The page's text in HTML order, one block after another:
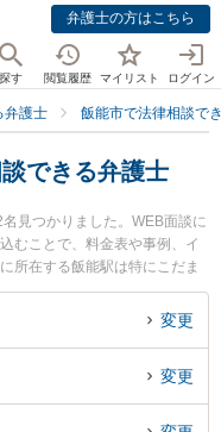
弁護士の方はこちら
探す 閲覧履歴 マイリスト ログイン
弁護士 飯能市で法律相談で
できる弁護士
見つかりました。WEB面談に
むことで、料金表や事例、イ
所在する飯能駅は特にこだま
まや法律事務所 飯能事務所の
、強みなどが注目されていま
料で顧問弁護士契約を法律相
などでお困りの相談者さんに
変更
変更